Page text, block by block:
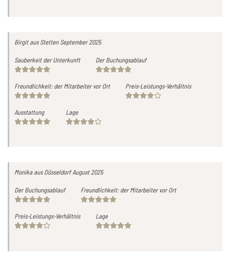
Birgitaus Stetten September 2025
Sauberkeit der Unterkunft Der Buchungsablauf
Freundlichkeit: der Mitarbeiter vor Ort Preis-Leistungs-Verhältnis
Ausstattung Lage
Monikaaus DüsseldorfAugust 2025
Der Buchungsablauf Freundlichkeit: der Mitarbeiter vor Ort
Preis-Leistungs-Verhältnis Lage